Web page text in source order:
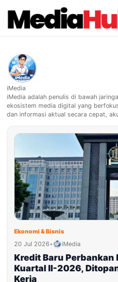
content
iMedia
iMedia adalah penulis di bawah
ekosistem media digital yang
dan informasi aktual secara cepat,
Ekonomi & Bisnis
20 Jul 2026• iMedia
Kredit Baru Perbankan
Kuartal II-2026,
Kerja